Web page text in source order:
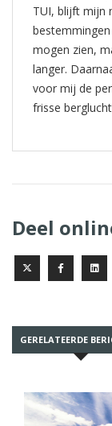
TUI, blijft mijn
mogen zien,
langer.
voor mij de
frisse
Deel
GERELATEERDE